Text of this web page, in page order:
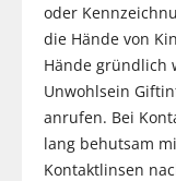
oder
die Hände von
Hände gründlich
Unwohlsein
anrufen. Bei
lang behutsam
Kontaktlinsen